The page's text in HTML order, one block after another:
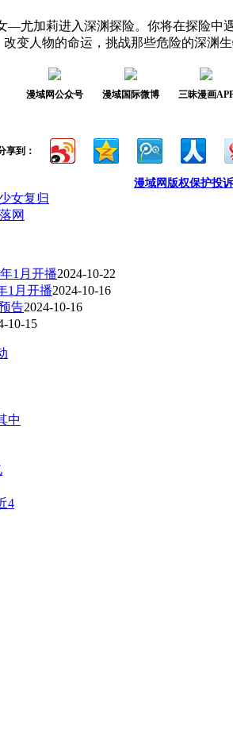
—尤加莉进入深渊探险。你将在探险
变人物的命运，挑战那些危险的深渊生
漫域网公众号 漫域国际微博 三昧漫画
享到：
漫域网版权保护投诉
女复归
网
1月开播2024-10-22
1月开播2024-10-16
告2024-10-16
10-15
中
4